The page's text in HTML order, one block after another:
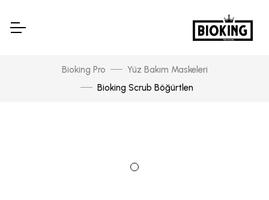
Bioking Pro
Yüz Bakım Maskeleri
Bioking Scrub Böğürtlen